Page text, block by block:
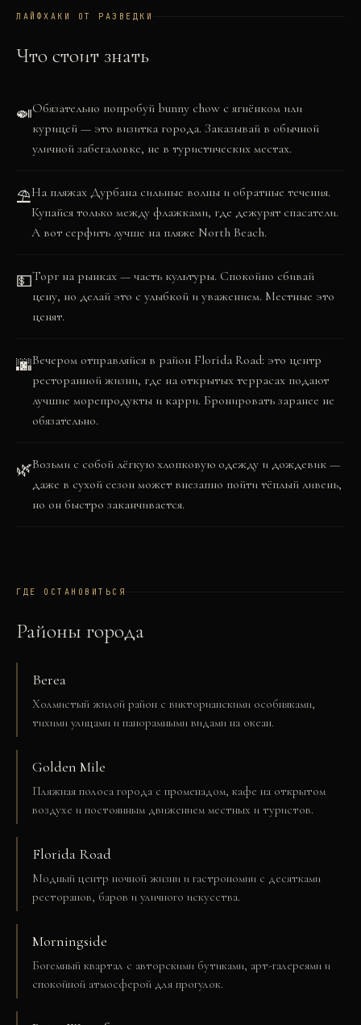
ЛАЙФХАКИ ОТ РАЗВЕДКИ
Что стоит знать
🍛Обязательно попробуй bunny chow с ягнёнком или
курицей — это визитка города. Заказывай в обычной
уличной забегаловке, не в туристических местах.
⛱️На пляжах Дурбана сильные волны и обратные течения.
Купайся только между флажками, где дежурят спасатели.
А вот серфить лучше на пляже North Beach.
💵Торг на рынках — часть культуры. Спокойно сбивай
цену, но делай это с улыбкой и уважением. Местные это
ценят.
🌆Вечером отправляйся в район Florida Road: это центр
ресторанной жизни, где на открытых террасах подают
лучшие морепродукты и карри. Бронировать заранее не
обязательно.
🌿Возьми с собой лёгкую хлопковую одежду и дождевик —
даже в сухой сезон может внезапно пойти тёплый ливень,
но он быстро заканчивается.
ГДЕ ОСТАНОВИТЬСЯ
Районы города
Berea
Холмистый жилой район с викторианскими особняками,
тихими улицами и панорамными видами на океан.
Golden Mile
Пляжная полоса города с променадом, кафе на открытом
воздухе и постоянным движением местных и туристов.
Florida Road
Модный центр ночной жизни и гастрономии с десятками
ресторанов, баров и уличного искусства.
Morningside
Богемный квартал с авторскими бутиками, арт-галереями и
спокойной атмосферой для прогулок.